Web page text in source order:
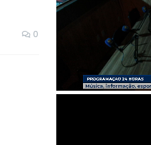
0